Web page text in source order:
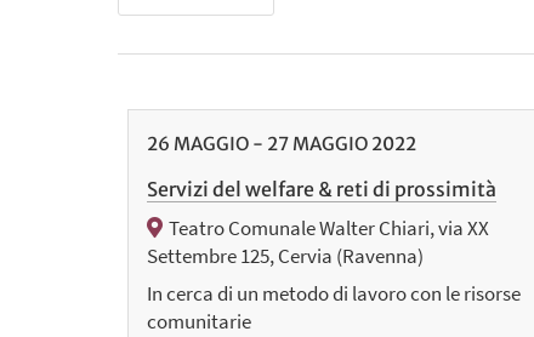
26 MAGGIO- 27MAGGIO 2022
Servizi del welfare & reti di prossimità
Teatro Comunale Walter Chiari, via XX
Settembre 125, Cervia (Ravenna)
In cerca di un metodo di lavoro con le risorse
comunitarie